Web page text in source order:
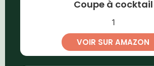
Coupe à cocktail
1
VOIR SUR AMAZON